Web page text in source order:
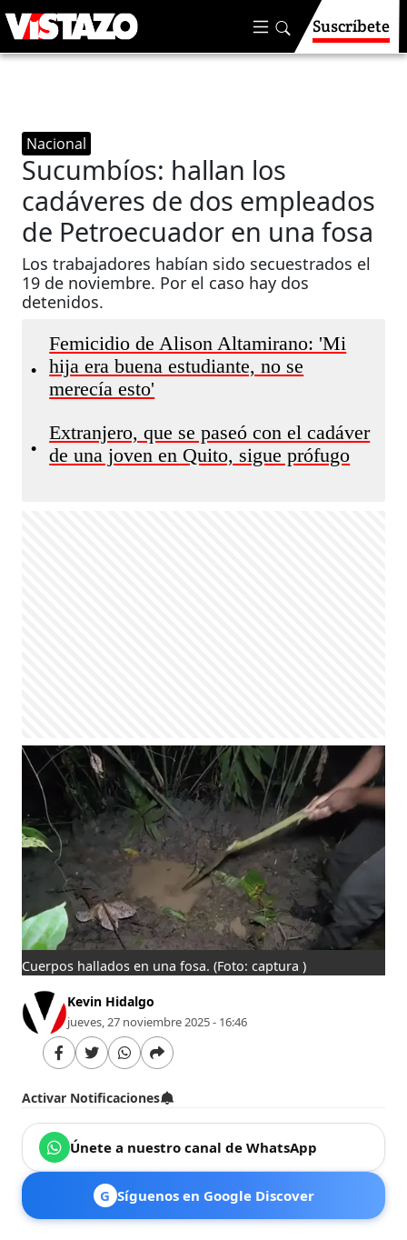
Suscríbete
Nacional
Sucumbíos: hallan los
cadáveres de dos empleados
de Petroecuador en una fosa
Los trabajadores habían sido secuestrados el
19 de noviembre. Por el caso hay dos
detenidos.
•
Femicidio de Alison Altamirano: 'Mi
hija era buena estudiante, no se
merecía esto'
•
Extranjero, que se paseó con el cadáver
de una joven en Quito, sigue prófugo
Cuerpos hallados en una fosa.(Foto: captura )
Kevin Hidalgo
jueves, 27 noviembre 2025 - 16:46
Activar Notificaciones
Únete a nuestro canal de WhatsApp
G Síguenos en Google Discover